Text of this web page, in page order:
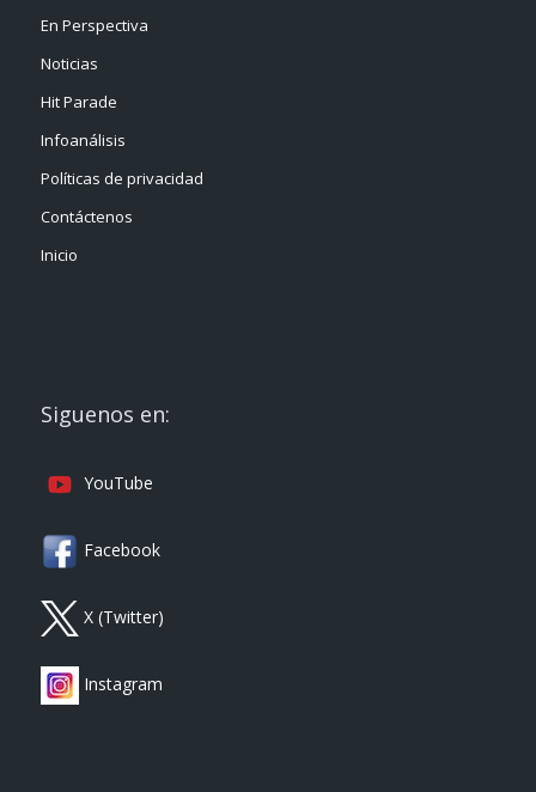
En Perspectiva
Noticias
Hit Parade
Infoanálisis
Políticas de privacidad
Contáctenos
Inicio
Siguenos en:
YouTube
Facebook
X (Twitter)
Instagram